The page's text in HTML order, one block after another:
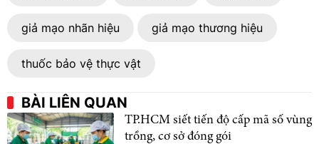
giả mạo nhãn hiệu giả mạo thương hiệu
thuốc bảo vệ thực vật
BÀI LIÊN QUAN
TP.HCM siết tiến độ cấp mã số vùng
trồng, cơ sở đóng gói